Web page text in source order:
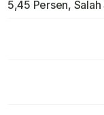
5,45 Persen,